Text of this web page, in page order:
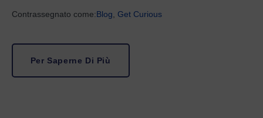
Contrassegnato come:Blog Get Curious
Per Saperne Di Più